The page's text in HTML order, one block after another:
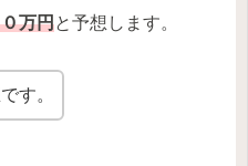
万円と予想します。
す。